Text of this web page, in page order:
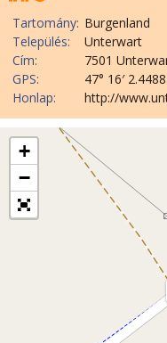
Tartomány: Burgenland
Település:
Unterwart
Cím:
7501
GPS:
47° 16′
Honlap:
http://
+
−